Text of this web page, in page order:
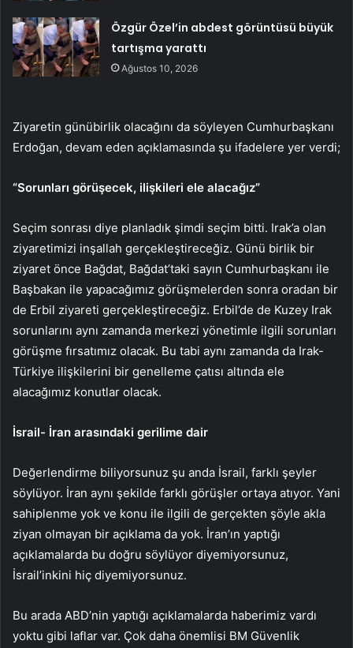
Özgür Özel’in abdest görüntüsü büyük
tartışma yarattı
Ağustos 10, 2026
Ziyaretin günübirlik olacağını da söyleyen Cumhurbaşkanı
Erdoğan, devam eden açıklamasında şu ifadelere yer verdi;
“Sorunları görüşecek, ilişkileri ele alacağız”
Seçim sonrası diye planladık şimdi seçim bitti. Irak’a olan
ziyaretimizi inşallah gerçekleştireceğiz. Günü birlik bir
ziyaret önce Bağdat, Bağdat’taki sayın Cumhurbaşkanı ile
Başbakan ile yapacağımız görüşmelerden sonra oradan bir
de Erbil ziyareti gerçekleştireceğiz. Erbil’de de Kuzey Irak
sorunlarını aynı zamanda merkezi yönetimle ilgili sorunları
görüşme fırsatımız olacak. Bu tabi aynı zamanda da Irak-
Türkiye ilişkilerini bir genelleme çatısı altında ele
alacağımız konutlar olacak.
İsrail- İran arasındaki gerilime dair
Değerlendirme biliyorsunuz şu anda İsrail, farklı şeyler
söylüyor. İran aynı şekilde farklı görüşler ortaya atıyor. Yani
sahiplenme yok ve konu ile ilgili de gerçekten şöyle akla
ziyan olmayan bir açıklama da yok. İran’ın yaptığı
açıklamalarda bu doğru söylüyor diyemiyorsunuz,
İsrail’inkini hiç diyemiyorsunuz.
Bu arada ABD’nin yaptığı açıklamalarda haberimiz vardı
yoktu gibi laflar var. Çok daha önemlisi BM Güvenlik